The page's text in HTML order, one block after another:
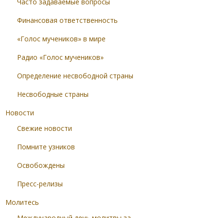
Финансовая ответственность
«Голос мучеников» в мире
Радио «Голос мучеников»
Определение несвободной страны
Несвободные страны
Новости
Свежие новости
Помните узников
Освобождены
Пресс-релизы
Молитесь